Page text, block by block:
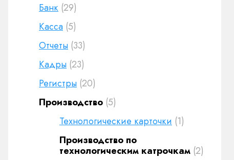
Банк (29)
Касса (5)
Отчеты (33)
Кадры (23)
Регистры (20)
Производство (5)
Технологические карточки (1)
Производство по
технологическим катрочкам (2)